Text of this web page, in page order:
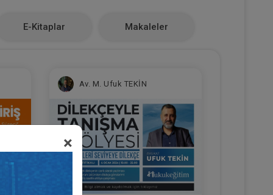
×
E-Kitaplar Makaleler
Av. M. Ufuk TEKİN